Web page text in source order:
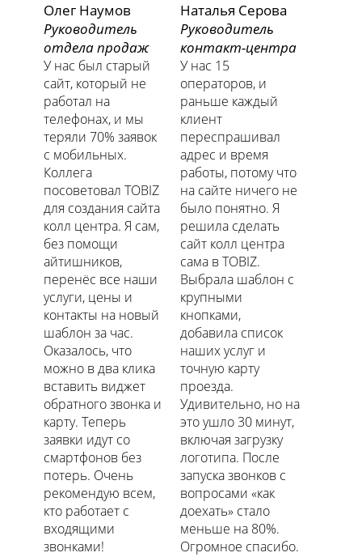
Олег Наумов
Руководитель
отдела продаж
У нас был старый
сайт, который не
работал на
телефонах, и мы
теряли 70% заявок
с мобильных.
Коллега
посоветовал TOBIZ
для создания сайта
колл центра. Я сам,
без помощи
айтишников,
перенёс все наши
услуги, цены и
контакты на новый
шаблон за час.
Оказалось, что
можно в два клика
вставить виджет
обратного звонка и
карту. Теперь
заявки идут со
смартфонов без
потерь. Очень
рекомендую всем,
кто работает с
входящими
звонками!
Наталья Серова
Руководитель
контакт-центра
У нас 15
операторов, и
раньше каждый
клиент
переспрашивал
адрес и время
работы, потому что
на сайте ничего не
было понятно. Я
решила сделать
сайт колл центра
сама в TOBIZ.
Выбрала шаблон с
крупными
кнопками,
добавила список
наших услуг и
точную карту
проезда.
Удивительно, но на
это ушло 30 минут,
включая загрузку
логотипа. После
запуска звонков с
вопросами «как
доехать» стало
меньше на 80%.
Огромное спасибо.